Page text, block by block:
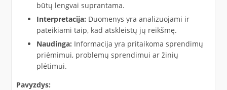
būtų lengvai suprantama.​
Interpretacija: Duomenys yra analizuojami ir
pateikiami taip, kad atskleistų jų reikšmę.​
Naudinga: Informacija yra pritaikoma sprendimų
priėmimui, problemų sprendimui ar žinių
plėtimui.​
Pavyzdys: